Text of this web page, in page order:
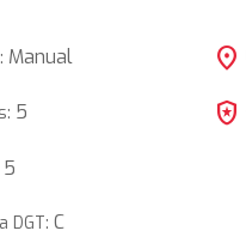
Manual
5
5
DGT:C
location_on
local_police